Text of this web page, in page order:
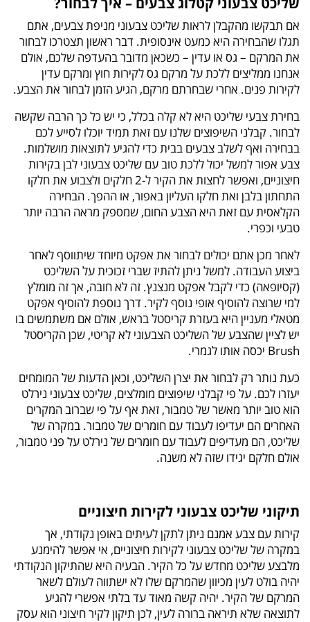
אם תבקשו מהקבלן לראות שליכט צבעוני מניפת צבעים, אתם
תגלו שהבחירה היא כמעט אינסופית. דבר ראשון תצטרכו לבחור
את המרקם – גס או עדין – כשכאן מדובר בהעדפה שלכם, אולם
אנחנו ממליצים ללכת על מרקם גס לקירות חוץ ומרקם עדין
לקירות פנים. אחרי שבחרתם מרקם, הגיע הזמן לבחור את הצבע.
בחירת צבעי שליכט היא לא קלה בכלל, כי יש כל כך הרבה שקשה
לבחור. קבלני השיפוצים שלנו עם זאת תמיד יוכלו לסייע לכם
בבחירה ואף לשלב צבעים בבית כדי להגיע לתוצאות מושלמות.
צבע אפור למשל יכול ללכת טוב עם שליכט צבעוני לבן בקירות
חיצוניים, ואפשר לחצות את הקיר ל-2 חלקים ולצבוע את חלקו
התחתון בלבן ואת חלקו העליון באפור, או ההפך. הבחירה
הקלאסית עם זאת היא הצבע החום, שמספק מראה הרבה יותר
טבעי וכפרי.
לאחר מכן אתם יכולים לבחור את אפקט מיוחד שיתווסף לאחר
ביצוע העבודה. למשל ניתן להתיז שברי זכוכית על השליכט
(קסיופאה) כדי לקבל אפקט מנצנץ. זה לא חובה, אך זה מומלץ
למי שרוצה להוסיף אופי נוסף לקיר. דרך נוספת להוסיף אפקט
מטאלי מעניין היא בעזרת קריסטל בראש, אולם אם משתמשים בו
יש לציין שהצבע של השליכט הצבעוני לא קריטי, שכן הקריסטל
Brush יכסה אותו לגמרי.
כעת נותר רק לבחור את יצרן השליכט, וכאן הדעות של המומחים
יעזרו לכם. על פי קבלני שיפוצים מומלצים, שליכט צבעוני נירלט
הוא טוב יותר מאשר של טמבור, זאת אף על פי שברוב המקרים
האחרים הם יעדיפו לעבוד עם חומרים של טמבור. במקרה של
שליכט, הם מעדיפים לעבוד עם חומרים של נירלט על פני טמבור,
אולם חלקם יגידו שזה לא משנה.
תיקוני שליכט צבעוני לקירות חיצוניים
קירות עם צבע אמנם ניתן לתקן לעיתים באופן נקודתי, אך
במקרה של שליכט צבעוני לקירות חיצוניים, אי אפשר להימנע
מלבצע שליכט מחדש על כל הקיר. הבעיה היא שהתיקון הנקודתי
יהיה בולט לעין מכיוון שהמרקם שלו לא ישתווה לעולם לשאר
המרקם של הקיר. יהיה קשה מאוד עד בלתי אפשרי להגיע
לתוצאה שלא תיראה ברורה לעין, לכן תיקון לקיר חיצוני הוא עסק